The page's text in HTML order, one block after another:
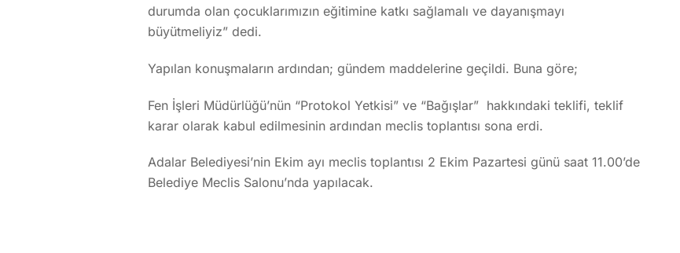
durumda olan çocuklarımızın eğitimine katkı sağlamalı ve dayanışmayı
büyütmeliyiz” dedi.
Yapılan konuşmaların ardından; gündem maddelerine geçildi. Buna göre;
Fen İşleri Müdürlüğü’nün “Protokol Yetkisi” ve “Bağışlar” hakkındaki teklifi, teklif
karar olarak kabul edilmesinin ardından meclis toplantısı sona erdi.
Adalar Belediyesi’nin Ekim ayı meclis toplantısı 2 Ekim Pazartesi günü saat 11.00’de
Belediye Meclis Salonu’nda yapılacak.